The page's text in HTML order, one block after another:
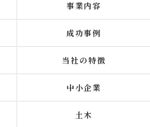
事業内容
成功事例
当社の特徴
中小企業
土木